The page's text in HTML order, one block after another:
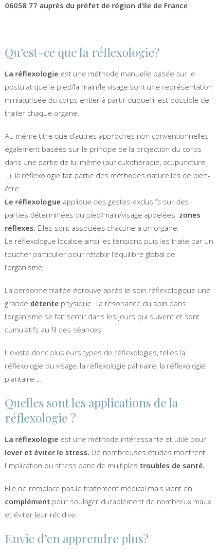
06058 77 auprès du préfet de région d’Ile de France.
Qu’est-ce que la réflexologie?
La réflexologie est une méthode manuelle basée sur le
postulat que le pied/la main/le visage sont une représentation
miniaturisée du corps entier à partir duquel il est possible de
traiter chaque organe.
Au même titre que d’autres approches non conventionnelles
également basées sur le principe de la projection du corps
dans une partie de lui même (auriculothérapie, acupuncture
..), la réflexologie fait partie des méthodes naturelles de bien-
être.
Le réflexologue applique des gestes exclusifs sur des
parties déterminées du pied/main/visage appelées zones
réflexes. Elles sont associées chacune à un organe.
Le réflexologue localise ainsi les tensions puis les traite par un
toucher particulier pour rétablir l’équilibre global de
l’organisme.
La personne traitée éprouve après le soin réflexologique une
grande détente physique. La résonance du soin dans
l’organisme se fait sentir dans les jours qui suivent et sont
cumulatifs au fil des séances.
Il existe donc plusieurs types de réflexologies, telles la
réflexologie du visage, la réflexologie palmaire, la réflexologie
plantaire …
Quelles sont les applications de la
réflexologie ?
La réflexologie est une méthode intéressante et utile pour
lever et éviter le stress. De nombreuses études montrent
l’implication du stress dans de multiples troubles de santé.
Elle ne remplace pas le traitement médical mais vient en
complément pour soulager durablement de nombreux maux
et éviter leur récidive.
Envie d’en apprendre plus?